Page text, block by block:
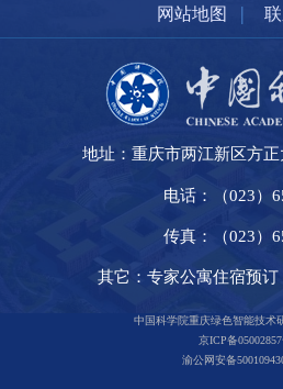
网站地图 |
地址：重庆市两江新区方
电话：（023）
传真：（023）
其它：专家公寓住宿预订
中国科学院重庆绿色智能技术
京ICP备
渝公网安备